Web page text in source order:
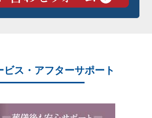
ビス・アフターサポート